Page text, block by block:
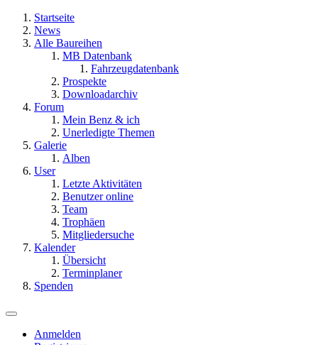
Startseite
News
Alle Baureihen
MB Datenbank
Fahrzeugdatenbank
Prospekte
Downloadarchiv
Forum
Mein Benz & ich
Unerledigte Themen
Galerie
Alben
User
Letzte Aktivitäten
Benutzer online
Team
Trophäen
Mitgliedersuche
Kalender
Übersicht
Terminplaner
Spenden
Anmelden